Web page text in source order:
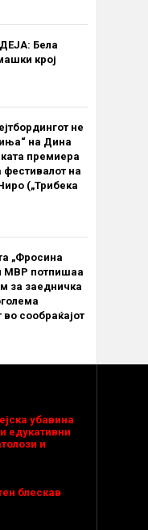
Бела
крој
не
на Дина
премиера
фестивалот на
(„Трибека
„Фросина
МВР потпишаа
за заедничка
сообраќајот
убавина
едукативни
и
блескав